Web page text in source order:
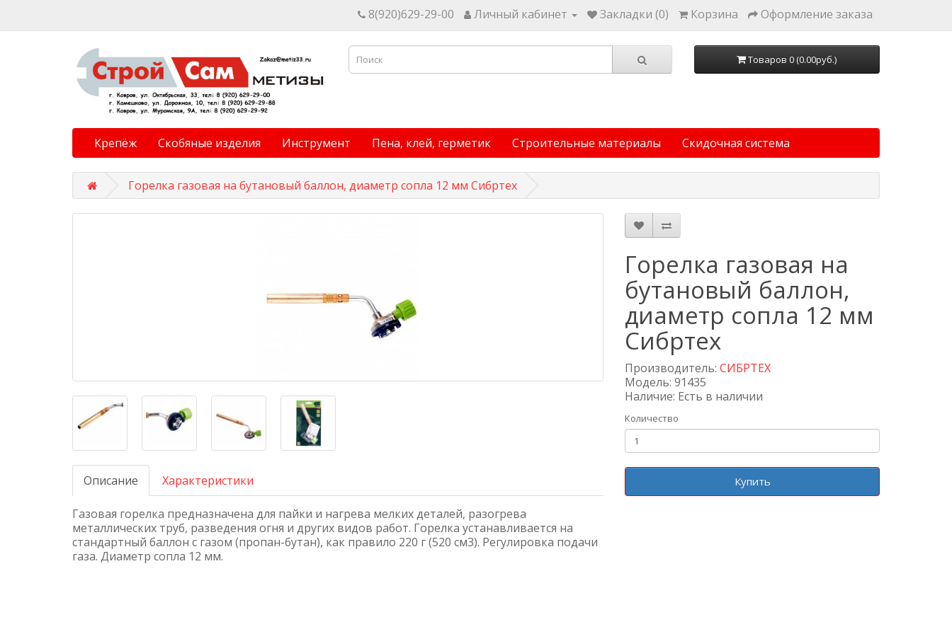
8(920)629-29-00 Личный кабинет Закладки (0) Корзина Оформление заказа
Товаров 0 (0.00руб.)
Крепёж Скобяные изделия Инструмент Пена, клей, герметик Строительные материалы Скидочная система
Горелка газовая на бутановый баллон, диаметр сопла 12 мм Сибртех
Описание Характеристики
Газовая горелка предназначена для пайки и нагрева мелких деталей, разогрева
металлических труб, разведения огня и других видов работ. Горелка устанавливается на
стандартный баллон с газом (пропан-бутан), как правило 220 г (520 см3). Регулировка подачи
газа. Диаметр сопла 12 мм.
Горелка газовая на
бутановый баллон,
диаметр сопла 12 мм
Сибртех
Производитель: СИБРТЕХ
Модель: 91435
Наличие: Есть в наличии
Количество
Купить